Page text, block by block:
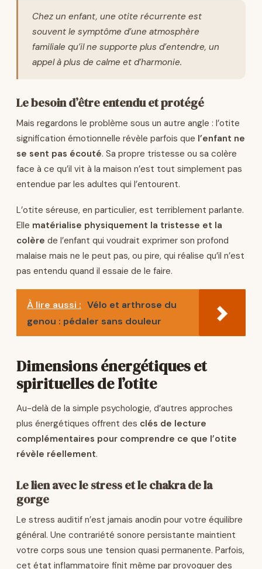
Chez un enfant, une otite récurrente est
souvent le symptôme d’une atmosphère
familiale qu’il ne supporte plus d’entendre, un
appel à plus de calme et d’harmonie.
Le besoin d’être entendu et protégé
Mais regardons le problème sous un autre angle : l’otite
signification émotionnelle révèle parfois que l’enfant ne
se sent pas écouté. Sa propre tristesse ou sa colère
face à ce qu’il vit à la maison n’est tout simplement pas
entendue par les adultes qui l’entourent.
L’otite séreuse, en particulier, est terriblement parlante.
Elle matérialise physiquement la tristesse et la
colère de l’enfant qui voudrait exprimer son profond
malaise mais ne le peut pas, ou pire, qui réalise qu’il n’est
pas entendu quand il essaie de le faire.
À lire aussi : Vélo et arthrose du
genou : pédaler sans douleur
Dimensions énergétiques et
spirituelles de l’otite
Au-delà de la simple psychologie, d’autres approches
plus énergétiques offrent des clés de lecture
complémentaires pour comprendre ce que l’otite
révèle réellement.
Le lien avec le stress et le chakra de la
gorge
Le stress auditif n’est jamais anodin pour votre équilibre
général. Une contrariété sonore persistante maintient
votre corps sous une tension quasi permanente. Parfois,
cet état inflammatoire finit même par provoquer des